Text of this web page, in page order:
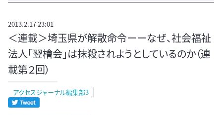
2013.2.17 23:01
＜連載＞埼玉県が解散命令ーーなぜ、社会福祉
法人「翌檜会」は抹殺されようとしているのか（連
載第２回）
アクセスジャーナル編集部3